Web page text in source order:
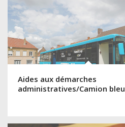
Aides aux démarches
administratives/Camion bleu